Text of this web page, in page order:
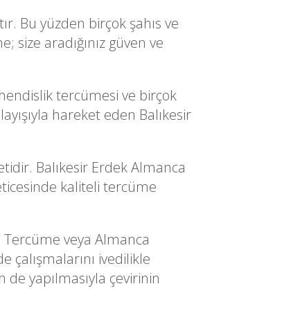
Bu yüzden birçok şahıs ve
aradığınız güven ve
tercümesi ve birçok
hareket eden Balıkesir
Balıkesir Erdek Almanca
kaliteli tercüme
Tercüme veya Almanca
ivedilikle
yapılmasıyla çevirinin